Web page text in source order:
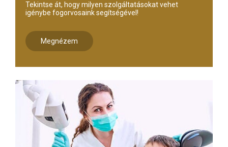
Tekintse át, hogy milyen szolgáltatásokat vehet
igénybe fogorvosaink segítségével!
Megnézem